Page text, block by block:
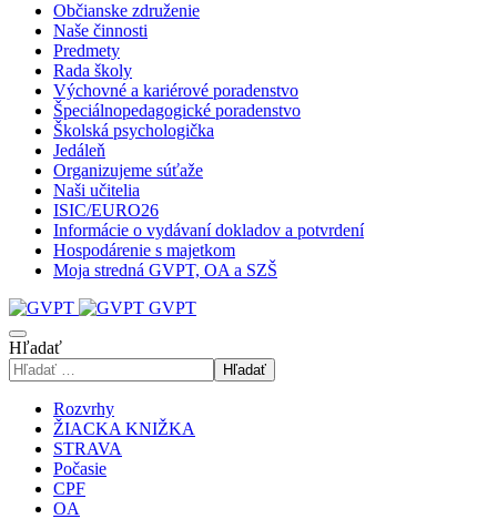
Občianske združenie
Naše činnosti
Predmety
Rada školy
Výchovné a kariérové poradenstvo
Špeciálnopedagogické poradenstvo
Školská psychologička
Jedáleň
Organizujeme súťaže
Naši učitelia
ISIC/EURO26
Informácie o vydávaní dokladov a potvrdení
Hospodárenie s majetkom
Moja stredná GVPT, OA a SZŠ
GVPT
Hľadať
Hľadať
Rozvrhy
ŽIACKA KNIŽKA
STRAVA
Počasie
CPF
OA